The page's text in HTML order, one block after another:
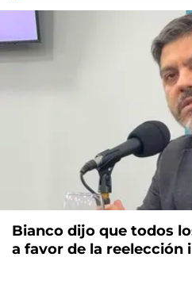
Bianco dijo que todos
a favor de la reelección